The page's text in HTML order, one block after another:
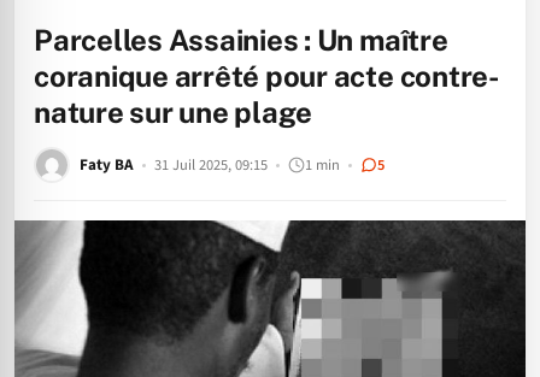
Parcelles Assainies : Un maître
coranique arrêté pour acte contre-
nature sur une plage
Faty BA 31 Juil 2025, 09:15 1 min 5